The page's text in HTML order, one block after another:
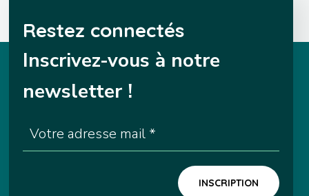
Restez connectés
Inscrivez-vous à notre
newsletter !